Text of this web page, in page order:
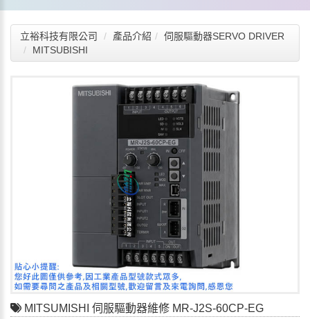
立裕科技有限公司 產品介紹
伺服驅動器SERVO DRIVER
MITSUBISHI
MITSUMISHI 伺服驅動器維修 MR-J2S-60CP-EG